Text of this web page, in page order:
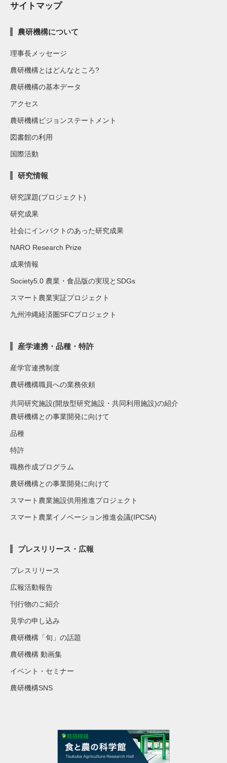
サイトマップ
農研機構について
理事長メッセージ
農研機構とはどんなところ?
農研機構の基本データ
アクセス
農研機構ビジョンステートメント
図書館の利用
国際活動
研究情報
研究課題(プロジェクト)
研究成果
社会にインパクトのあった研究成果
NARO Research Prize
成果情報
Society5.0 農業・食品版の実現とSDGs
スマート農業実証プロジェクト
九州沖縄経済圏SFCプロジェクト
産学連携・品種・特許
産学官連携制度
農研機構職員への業務依頼
共同研究施設(開放型研究施設・共同利用施設)の紹介
農研機構との事業開発に向けて
品種
特許
職務作成プログラム
農研機構との事業開発に向けて
スマート農業施設供用推進プロジェクト
スマート農業イノベーション推進会議(IPCSA)
プレスリリース・広報
プレスリリース
広報活動報告
刊行物のご紹介
見学の申し込み
農研機構「旬」の話題
農研機構 動画集
イベント・セミナー
農研機構SNS